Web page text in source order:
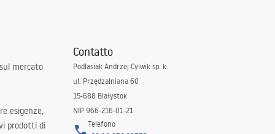
mercato
esigenze,
prodotti di
Contatto
Podlasiak Andrzej Cylwik sp. k.
ul. Przędzalniana 60
15-688 Białystok
NIP 966-216-01-21
Telefono